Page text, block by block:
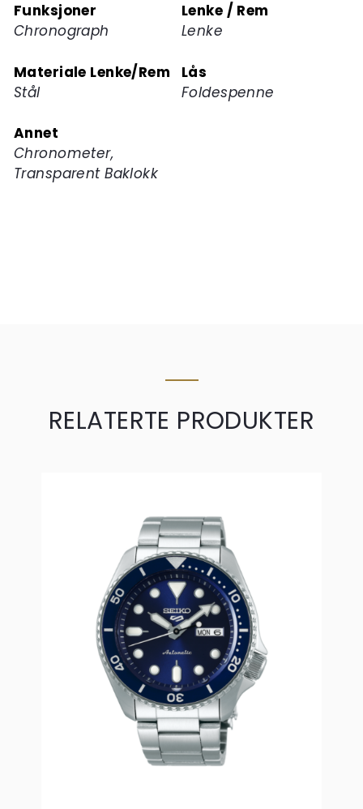
Funksjoner
Chronograph
Lenke / Rem
Lenke
Materiale Lenke/Rem
Stål
Lås
Foldespenne
Annet
Chronometer,
Transparent Baklokk
RELATERTE PRODUKTER